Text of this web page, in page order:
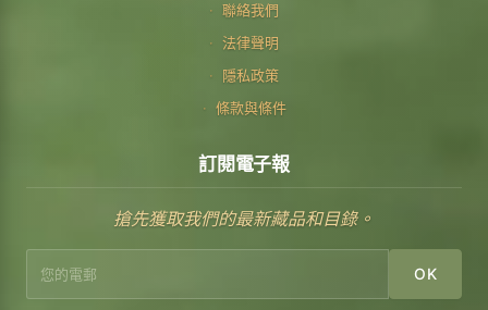
聯絡我們
法律聲明
隱私政策
條款與條件
訂閱電子報
搶先獲取我們的最新藏品和目錄。
OK